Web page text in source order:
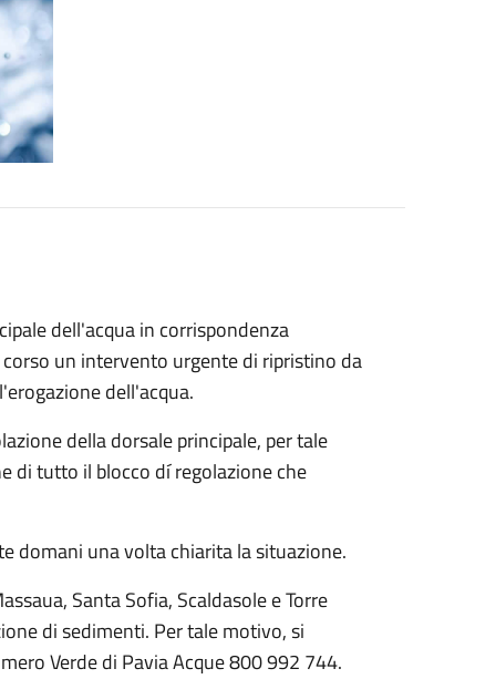
dell'acqua in corrispondenza
un intervento urgente di ripristino da
dell'acqua.
della dorsale principale, per tale
di tutto il blocco dí regolazione che
domani una volta chiarita la situazione.
Santa Sofia, Scaldasole e Torre
di sedimenti. Per tale motivo, si
Verde di Pavia Acque 800 992 744.